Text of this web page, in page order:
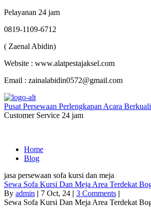
Pelayanan 24 jam
0819-1109-6712
( Zaenal Abidin)
Website : www.alatpestajaksel.com
Email : zainalabidin0572@gmail.com
Pusat Persewaan Perlengkapan Acara
Customer Service 24 jam
Home
Blog
jasa persewaan sofa kursi dan meja
Sewa Sofa Kursi Dan Meja Area Terdekat
By admin | 7 Oct, 24 | 3 Comments |
Sewa Sofa Kursi Dan Meja Area Terdekat